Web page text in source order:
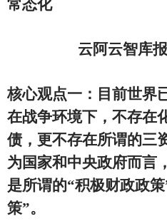
常态化
云阿云智库
核心观点一：目前世界
在战争环境下，不存在
债，更不存在所谓的三
为国家和中央政府而言
是所谓的“积极财政政
策”。